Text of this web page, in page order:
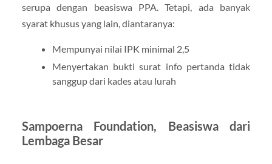
serupa dengan beasiswa PPA. Tetapi, ada banyak
syarat khusus yang lain, diantaranya:
Mempunyai nilai IPK minimal 2,5
Menyertakan bukti surat info pertanda tidak
sanggup dari kades atau lurah
Sampoerna Foundation, Beasiswa dari
Lembaga Besar